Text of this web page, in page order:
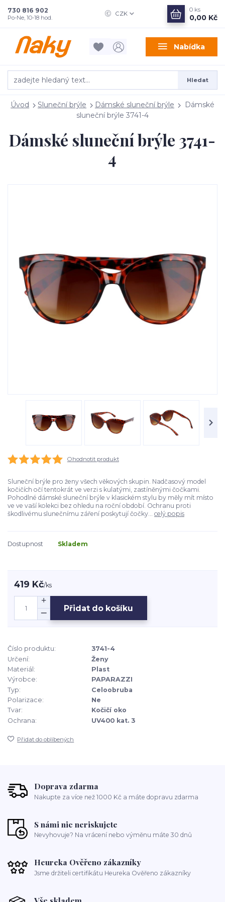
Nabídka
CZK
Hledat
730 816 902
Po-Ne, 10-18 hod.
0 ks
0,00 Kč
Úvod Sluneční brýle Dámské sluneční brýle
Dámské
sluneční brýle 3741-4
Dámské sluneční brýle 3741-
4
Ohodnotit produkt
Sluneční brýle pro ženy všech věkových skupin. Nadčasový model
kočičích očí tentokrát ve verzi s kulatými, zastíněnými čočkami.
Pohodlné dámské sluneční brýle v klasickém stylu by měly mít místo
ve ve vaší kolekci bez ohledu na roční období. Ochranu proti
škodlivému slunečnímu záření poskytují čočky... celý popis
Dostupnost Skladem
419 Kč/ks
Přidat do košíku
Číslo produktu:
3741-4
Určení:
Ženy
Materiál:
Plast
Výrobce:
PAPARAZZI
Typ:
Celoobruba
Polarizace:
Ne
Tvar:
Kočičí oko
Ochrana:
UV400 kat. 3
Přidat do oblíbených
Doprava zdarma
Nakupte za více než 1000 Kč a máte dopravu zdarma
S námi nic neriskujete
Nevyhovuje? Na vrácení nebo výměnu máte 30 dnů
Heureka Ověřeno zákazníky
Jsme držiteli certifikátu Heureka Ověřeno zákazníky